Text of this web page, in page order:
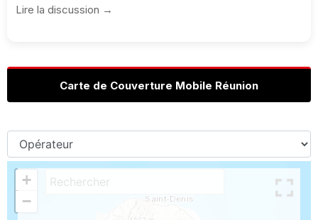
Lire la discussion →
Carte de Couverture Mobile Réunion